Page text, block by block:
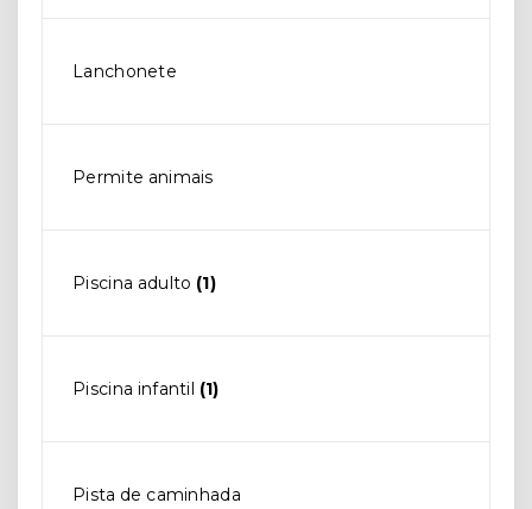
Lanchonete
Permite animais
Piscina adulto (1)
Piscina infantil (1)
Pista de caminhada